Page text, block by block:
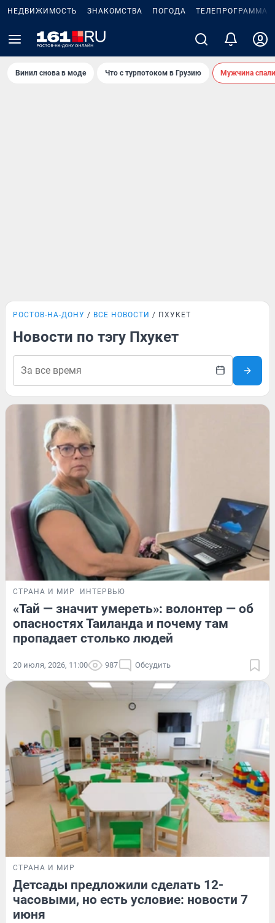
НЕДВИЖИМОСТЬ ЗНАКОМСТВА ПОГОДА ТЕЛЕПРОГРАММА
Винил снова в моде Что с турпотоком в Грузию Мужчина
РОСТОВ-НА-ДОНУ ВСЕ НОВОСТИ ПХУКЕТ
Новости по тэгу Пхукет
СТРАНА И МИР ИНТЕРВЬЮ
«Тай — значит умереть»: волонтер — об
опасностях Таиланда и почему там
пропадает столько людей
20 июля, 2026, 11:00 987 Обсудить
СТРАНА И МИР
Детсады предложили сделать 12-
часовыми, но есть условие: новости 7
июня